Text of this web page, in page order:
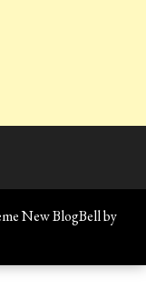
New BlogBell by